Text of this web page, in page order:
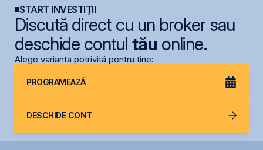
START INVESTIȚII
Discută direct cu un broker sau
deschide contul tăuonline.
Alege varianta potrivită pentru tine:
PROGRAMEAZĂ
DESCHIDE CONT